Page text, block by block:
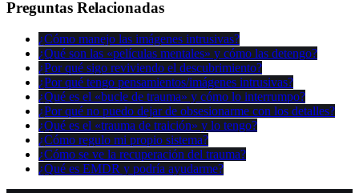
Preguntas Relacionadas
¿Cómo manejo las imágenes intrusivas?
¿Qué son las «películas mentales» y cómo las detengo?
¿Por qué sigo reviviendo el descubrimiento?
¿Por qué tengo pensamientos/imágenes intrusivas?
¿Qué es el «bucle de trauma» y cómo lo interrumpo?
¿Por qué no puedo dejar de obsesionarme con los detalles?
¿Qué es el «trauma de traición» y lo tengo?
¿Cómo regulo mi propio sistema?
¿Cómo se ve la recuperación del trauma?
¿Qué es EMDR y podría ayudarme?